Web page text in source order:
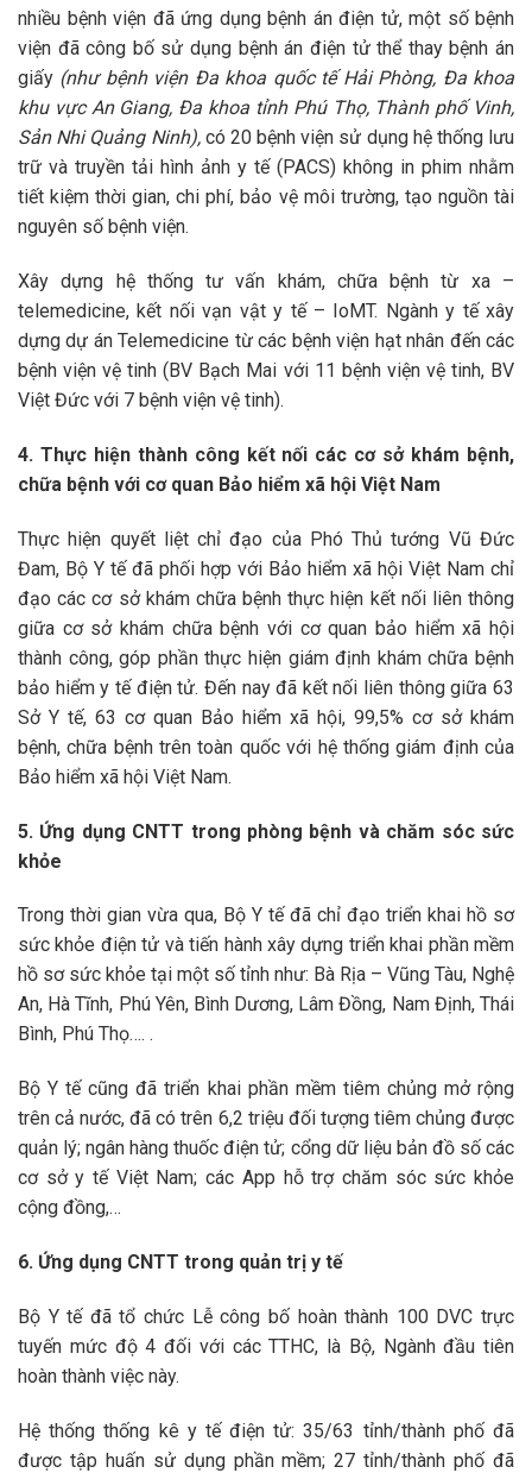
nhiều bệnh viện đã ứng dụng bệnh án điện tử, một số bệnh
viện đã công bố sử dụng bệnh án điện tử thể thay bệnh án
giấy (như bệnh viện Đa khoa quốc tế Hải Phòng, Đa khoa
khu vực An Giang, Đa khoa tỉnh Phú Thọ, Thành phố Vinh,
Sản Nhi Quảng Ninh),có 20 bệnh viện sử dụng hệ thống lưu
trữ và truyền tải hình ảnh y tế (PACS) không in phim nhằm
tiết kiệm thời gian, chi phí, bảo vệ môi trường, tạo nguồn tài
nguyên số bệnh viện.
Xây dựng hệ thống tư vấn khám, chữa bệnh từ xa –
telemedicine, kết nối vạn vật y tế – IoMT. Ngành y tế xây
dựng dự án Telemedicine từ các bệnh viện hạt nhân đến các
bệnh viện vệ tinh (BV Bạch Mai với 11 bệnh viện vệ tinh, BV
Việt Đức với 7 bệnh viện vệ tinh).
4. Thực hiện thành công kết nối các cơ sở khám bệnh,
chữa bệnh với cơ quan Bảo hiểm xã hội Việt Nam
Thực hiện quyết liệt chỉ đạo của Phó Thủ tướng Vũ Đức
Đam, Bộ Y tế đã phối hợp với Bảo hiểm xã hội Việt Nam chỉ
đạo các cơ sở khám chữa bệnh thực hiện kết nối liên thông
giữa cơ sở khám chữa bệnh với cơ quan bảo hiểm xã hội
thành công, góp phần thực hiện giám định khám chữa bệnh
bảo hiểm y tế điện tử. Đến nay đã kết nối liên thông giữa 63
Sở Y tế, 63 cơ quan Bảo hiểm xã hội, 99,5% cơ sở khám
bệnh, chữa bệnh trên toàn quốc với hệ thống giám định của
Bảo hiểm xã hội Việt Nam.
5. Ứng dụng CNTT trong phòng bệnh và chăm sóc sức
khỏe
Trong thời gian vừa qua, Bộ Y tế đã chỉ đạo triển khai hồ sơ
sức khỏe điện tử và tiến hành xây dựng triển khai phần mềm
hồ sơ sức khỏe tại một số tỉnh như: Bà Rịa – Vũng Tàu, Nghệ
An, Hà Tĩnh, Phú Yên, Bình Dương, Lâm Đồng, Nam Định, Thái
Bình, Phú Thọ…. .
Bộ Y tế cũng đã triển khai phần mềm tiêm chủng mở rộng
trên cả nước, đã có trên 6,2 triệu đối tượng tiêm chủng được
quản lý; ngân hàng thuốc điện tử; cổng dữ liệu bản đồ số các
cơ sở y tế Việt Nam; các App hỗ trợ chăm sóc sức khỏe
cộng đồng,…
6. Ứng dụng CNTT trong quản trị y tế
Bộ Y tế đã tổ chức Lễ công bố hoàn thành 100 DVC trực
tuyến mức độ 4 đối với các TTHC, là Bộ, Ngành đầu tiên
hoàn thành việc này.
Hệ thống thống kê y tế điện tử: 35/63 tỉnh/thành phố đã
được tập huấn sử dụng phần mềm; 27 tỉnh/thành phố đã